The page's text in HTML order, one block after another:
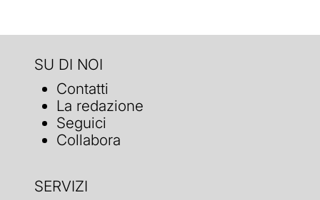
SU DI NOI
Contatti
La redazione
Seguici
Collabora
SERVIZI